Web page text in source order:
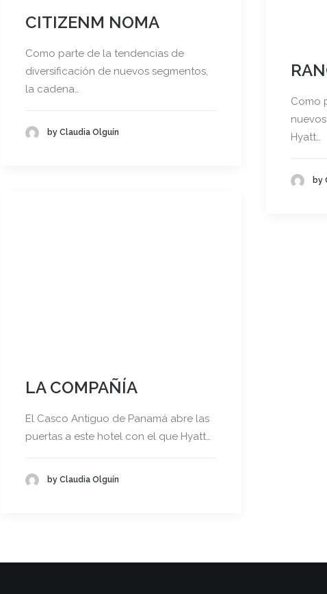
CITIZENM NOMA
Como parte de la tendencias de
diversificación de nuevos segmentos,
la cadena…
by Claudia Olguín
Como
Hyatt…
by
LA COMPAÑÍA
El Casco Antiguo de Panamá abre las
puertas a este hotel con el que Hyatt…
by Claudia Olguín